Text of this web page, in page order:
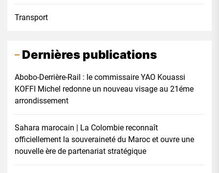
Transport
Dernières publications
Abobo-Derrière-Rail : le commissaire YAO Kouassi
KOFFI Michel redonne un nouveau visage au 21éme
arrondissement
Sahara marocain | La Colombie reconnaît
officiellement la souveraineté du Maroc et ouvre une
nouvelle ère de partenariat stratégique